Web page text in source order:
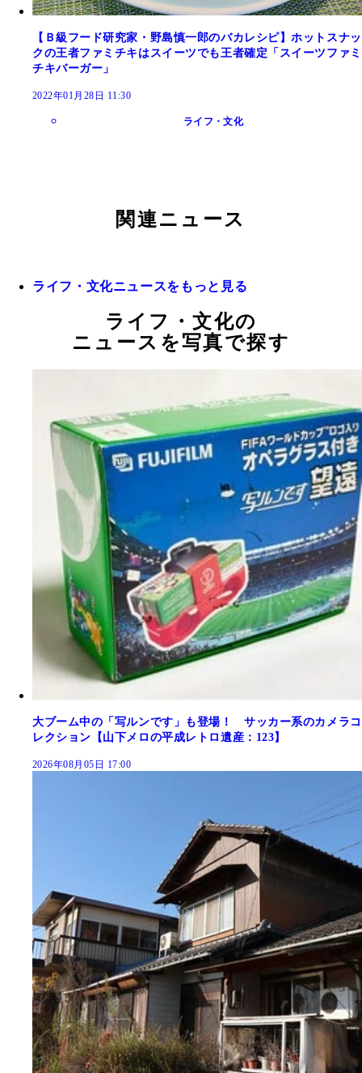
【Ｂ級フード研究家・野島慎一郎のバカレシピ】ホットスナッ
クの王者ファミチキはスイーツでも王者確定「スイーツファミ
チキバーガー」
2022年01月28日 11:30
ライフ・文化
関連ニュース
ライフ・文化ニュースをもっと見る
ライフ・文化の
ニュースを写真で探す
大ブーム中の「写ルンです」も登場！ サッカー系のカメラコ
レクション【山下メロの平成レトロ遺産：123】
2026年08月05日 17:00